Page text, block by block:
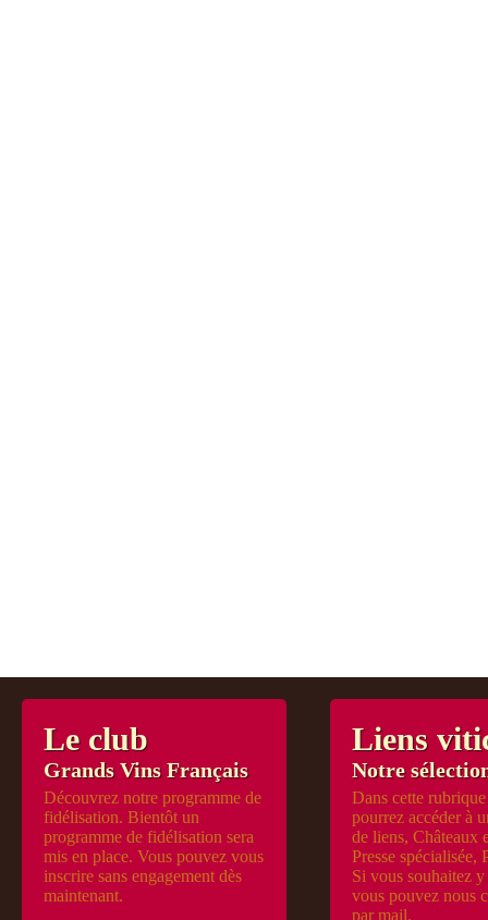
Le club
Grands Vins Français
Découvrez notre programme de
fidélisation. Bientôt un
programme de fidélisation sera
mis en place. Vous pouvez vous
inscrire sans engagement dès
maintenant.
Liens
Notre
Dans cette
pourrez accéder à
de liens, Châteaux
Presse spécialisée,
Si vous souhaitez
vous pouvez nous
par mail.